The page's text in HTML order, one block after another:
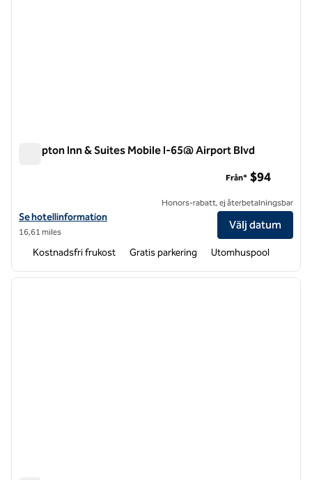
Hampton Inn & Suites Mobile I-65@ Airport Blvd
Visa hotelluppgifter för Hampton Inn & Suites Mobile I-65@ Airport
Se hotellinformation
16,61 miles
Från* $94
Honors-rabatt, ej återbetalningsbar
Välj datum
Kostnadsfri frukost Gratis parkering Utomhuspool
1 av 12
nästa